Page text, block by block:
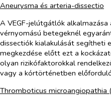
Aneurysma és arteria-dissectio
A VEGF-jelútgátlók
vérnyomású betegeknél
dissectiók kialakulását segítheti
megkezdése előtt ezt a
olyan rizikófaktorokkal
vagy a kórtörténetben
Thromboticus microangiopathia